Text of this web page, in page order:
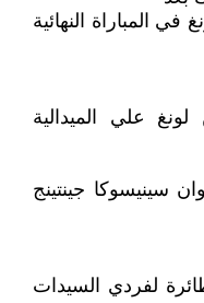
المباراة النهائية
علي الميدالية
سينيسوكا جينتينج
لفردي السيدات